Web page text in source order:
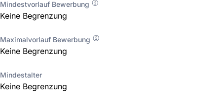
Mindestvorlauf Bewerbung
Keine Begrenzung
Maximalvorlauf Bewerbung
Keine Begrenzung
Mindestalter
Keine Begrenzung